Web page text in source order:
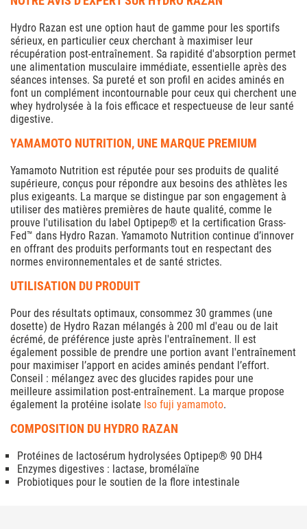
Hydro Razan est une option haut de gamme pour les sportifs
sérieux, en particulier ceux cherchant à maximiser leur
récupération post-entraînement. Sa rapidité d'absorption permet
une alimentation musculaire immédiate, essentielle après des
séances intenses. Sa pureté et son profil en acides aminés en
font un complément incontournable pour ceux qui cherchent une
whey hydrolysée à la fois efficace et respectueuse de leur santé
digestive.
YAMAMOTO NUTRITION, UNE MARQUE PREMIUM
Yamamoto Nutrition est réputée pour ses produits de qualité
supérieure, conçus pour répondre aux besoins des athlètes les
plus exigeants. La marque se distingue par son engagement à
utiliser des matières premières de haute qualité, comme le
prouve l'utilisation du label Optipep® et la certification Grass-
Fed™ dans Hydro Razan. Yamamoto Nutrition continue d’innover
en offrant des produits performants tout en respectant des
normes environnementales et de santé strictes.
UTILISATION DU PRODUIT
Pour des résultats optimaux, consommez 30 grammes (une
dosette) de Hydro Razan mélangés à 200 ml d'eau ou de lait
écrémé, de préférence juste après l'entraînement. Il est
également possible de prendre une portion avant l'entraînement
pour maximiser l’apport en acides aminés pendant l’effort.
Conseil : mélangez avec des glucides rapides pour une
meilleure assimilation post-entraînement. La marque propose
également la protéine isolate Iso fuji yamamoto.
COMPOSITION DU HYDRO RAZAN
Protéines de lactosérum hydrolysées Optipep® 90 DH4
Enzymes digestives : lactase, bromélaïne
Probiotiques pour le soutien de la flore intestinale